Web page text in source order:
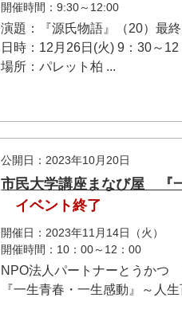
開催時間：9:30～12:00
演題：『源氏物語』（20）最終
日時：12月26日(火) 9：30～12
場所：パレット柏 ...
公開日：2023年10月20日
市民大学講座まなび屋 『
イベント終了
開催日：2023年11月14日（火）
開催時間：10：00～12：00
NPO法人パートナーとうかつ
『一生青春・一生感動』～人